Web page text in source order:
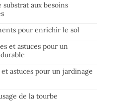
substrat aux besoins
pour enrichir le sol
et astuces pour un
astuces pour un jardinage
de la tourbe